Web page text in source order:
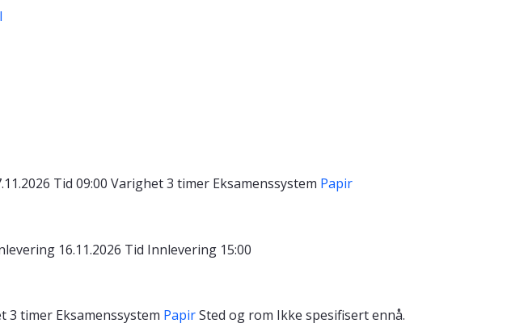
Tid 09:00 Varighet3 timer Eksamenssystem Papir
16.11.2026 Tid Innlevering 15:00
3 timer Eksamenssystem PapirSted og rom Ikke spesifisert ennå.